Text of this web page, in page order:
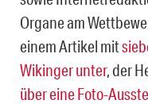
Organe am
einem Artikel mit
Wikinger unter, der
über eine Foto-